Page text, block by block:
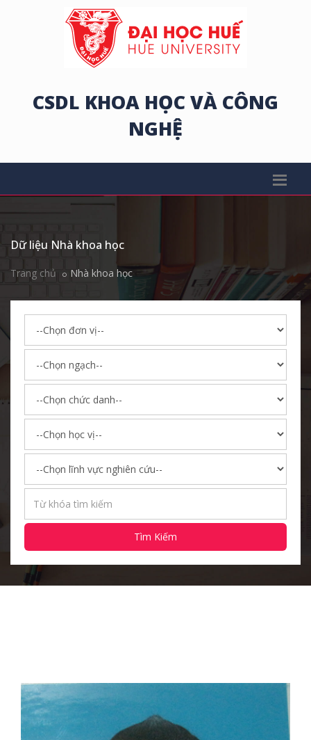
CSDL KHOA HỌC VÀ CÔNG
NGHỆ
Dữ liệu Nhà khoa học
Trang chủ Nhà khoa học
Tìm Kiếm